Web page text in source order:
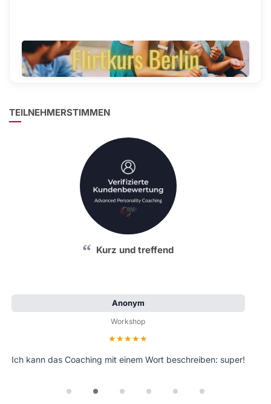
TEILNEHMERSTIMMEN
Kurz und treffend
Anonym
Workshop
Bewertung: 5 von 5 Sternen
Ich kann das Coaching mit einem Wort beschreiben: super!